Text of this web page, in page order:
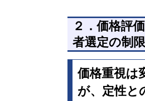
２．価格評
者選定の制限
価格重視は
が、定性と